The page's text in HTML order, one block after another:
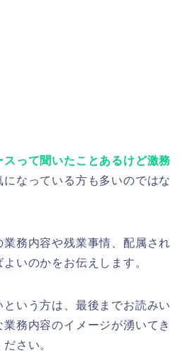
スって聞いたことあるけど激務
になっている方も多いのではな
務内容や残業事情、配属され
いのかをお伝えします。
いう方は、最後までお読みい
務内容のイメージが湧いてき
さい。